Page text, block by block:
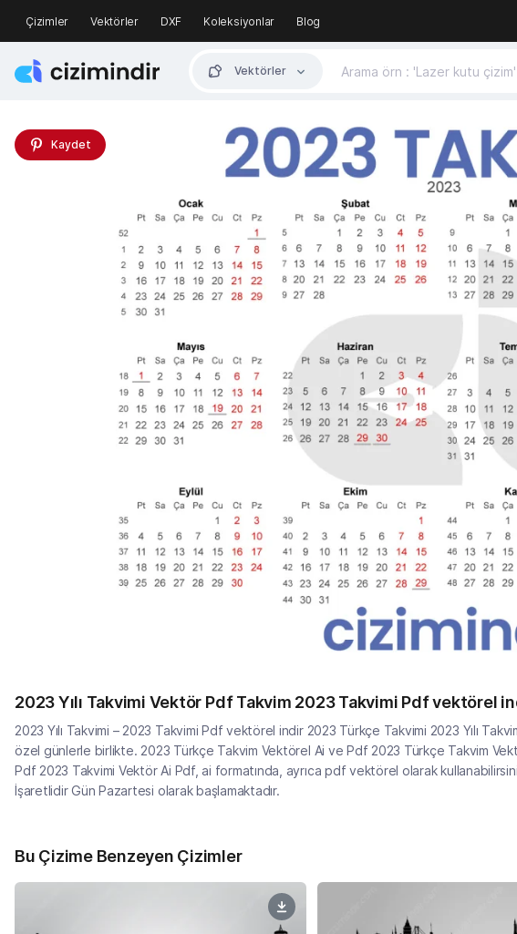
Çizimler Vektörler DXF Koleksiyonlar Blog
Vektörler
Kaydet
2023 Yılı Takvimi Vektör Pdf Takvim 2023 Takvimi Pdf vektörel
2023 Yılı Takvimi – 2023 Takvimi Pdf vektörel indir 2023 Türkçe Takvimi 2023 Yılı
özel günlerle birlikte. 2023 Türkçe Takvim Vektörel Ai ve Pdf 2023 Türkçe Takvim
Pdf 2023 Takvimi Vektör Ai Pdf, ai formatında, ayrıca pdf vektörel olarak
İşaretlidir Gün Pazartesi olarak başlamaktadır.
Bu Çizime Benzeyen Çizimler